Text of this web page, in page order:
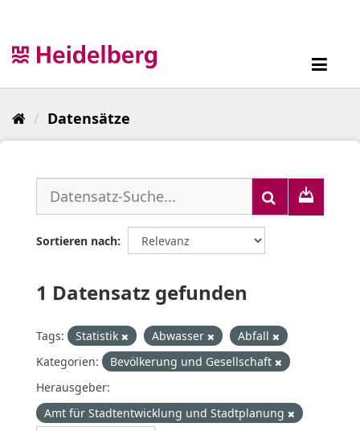
Datensätze
Sortieren nach
1 Datensatz gefunden
Tags: Statistik Abwasser
Abfall
Kategorien:
Bevölkerung und Gesellschaft
Herausgeber:
Amt für Stadtentwicklung und Stadtplanung